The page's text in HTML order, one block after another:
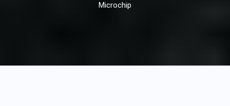
Microchip